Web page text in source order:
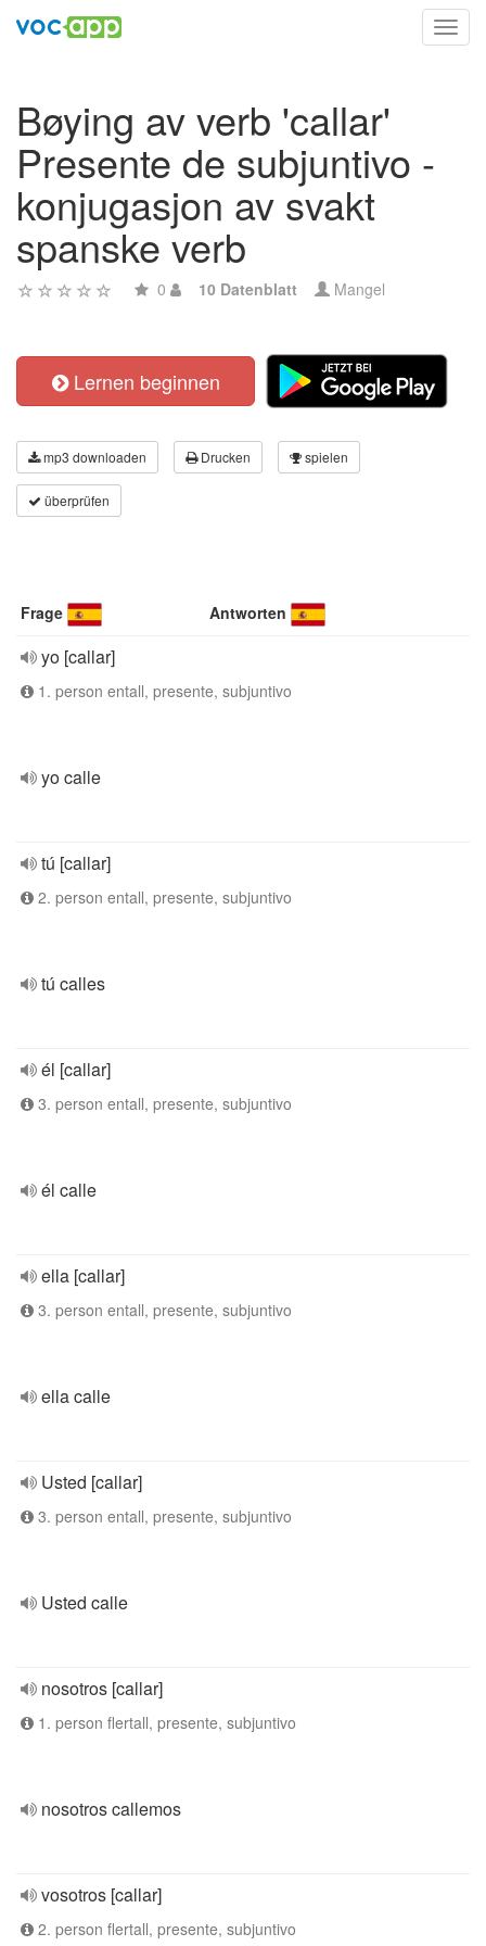
Bøying av verb 'callar'
Presente de subjuntivo -
konjugasjon av svakt
spanske verb
0 10 Datenblatt Mangel
Lernen beginnen
mp3 downloaden Drucken spielen
überprüfen
Frage Antworten
yo [callar]
1. person entall, presente, subjuntivo
yo calle
tú [callar]
2. person entall, presente, subjuntivo
tú calles
él [callar]
3. person entall, presente, subjuntivo
él calle
ella [callar]
3. person entall, presente, subjuntivo
ella calle
Usted [callar]
3. person entall, presente, subjuntivo
Usted calle
nosotros [callar]
1. person flertall, presente, subjuntivo
nosotros callemos
vosotros [callar]
2. person flertall, presente, subjuntivo